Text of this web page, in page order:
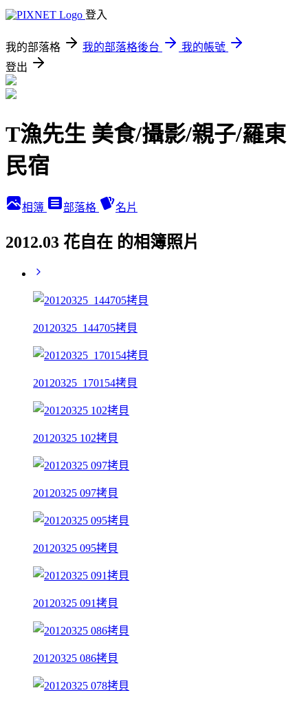
登入
我的部落格 我的部落格後台
我的帳號
登出
T漁先生 美食/攝影/親子/羅東
民宿
相簿 部落格 名片
2012.03 花自在 的相簿照片
20120325_144705拷貝
20120325_170154拷貝
20120325 102拷貝
20120325 097拷貝
20120325 095拷貝
20120325 091拷貝
20120325 086拷貝